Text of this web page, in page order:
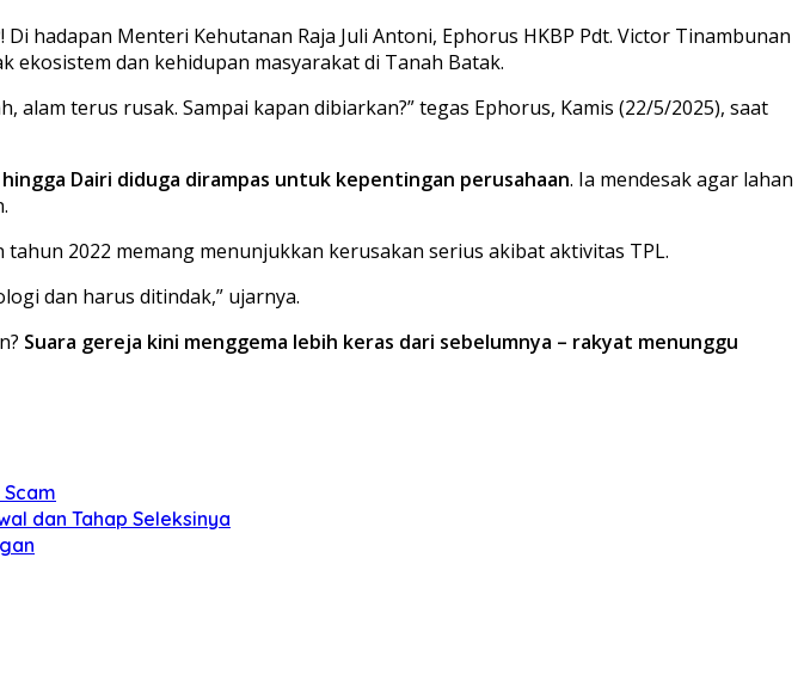
hadapan Menteri Kehutanan Raja Juli Antoni, Ephorus HKBP Pdt. Victor Tinambunan
ekosistem dan kehidupan masyarakat di Tanah Batak.
terus rusak. Sampai kapan dibiarkan?” tegas Ephorus, Kamis (22/5/2025), saat
Dairi diduga dirampas untuk kepentingan perusahaan. Ia mendesak agar lahan
2022 memang menunjukkan kerusakan serius akibat aktivitas TPL.
dan harus ditindak,” ujarnya.
Suara gereja kini menggema lebih keras dari sebelumnya – rakyat menunggu
dan Tahap Seleksinya